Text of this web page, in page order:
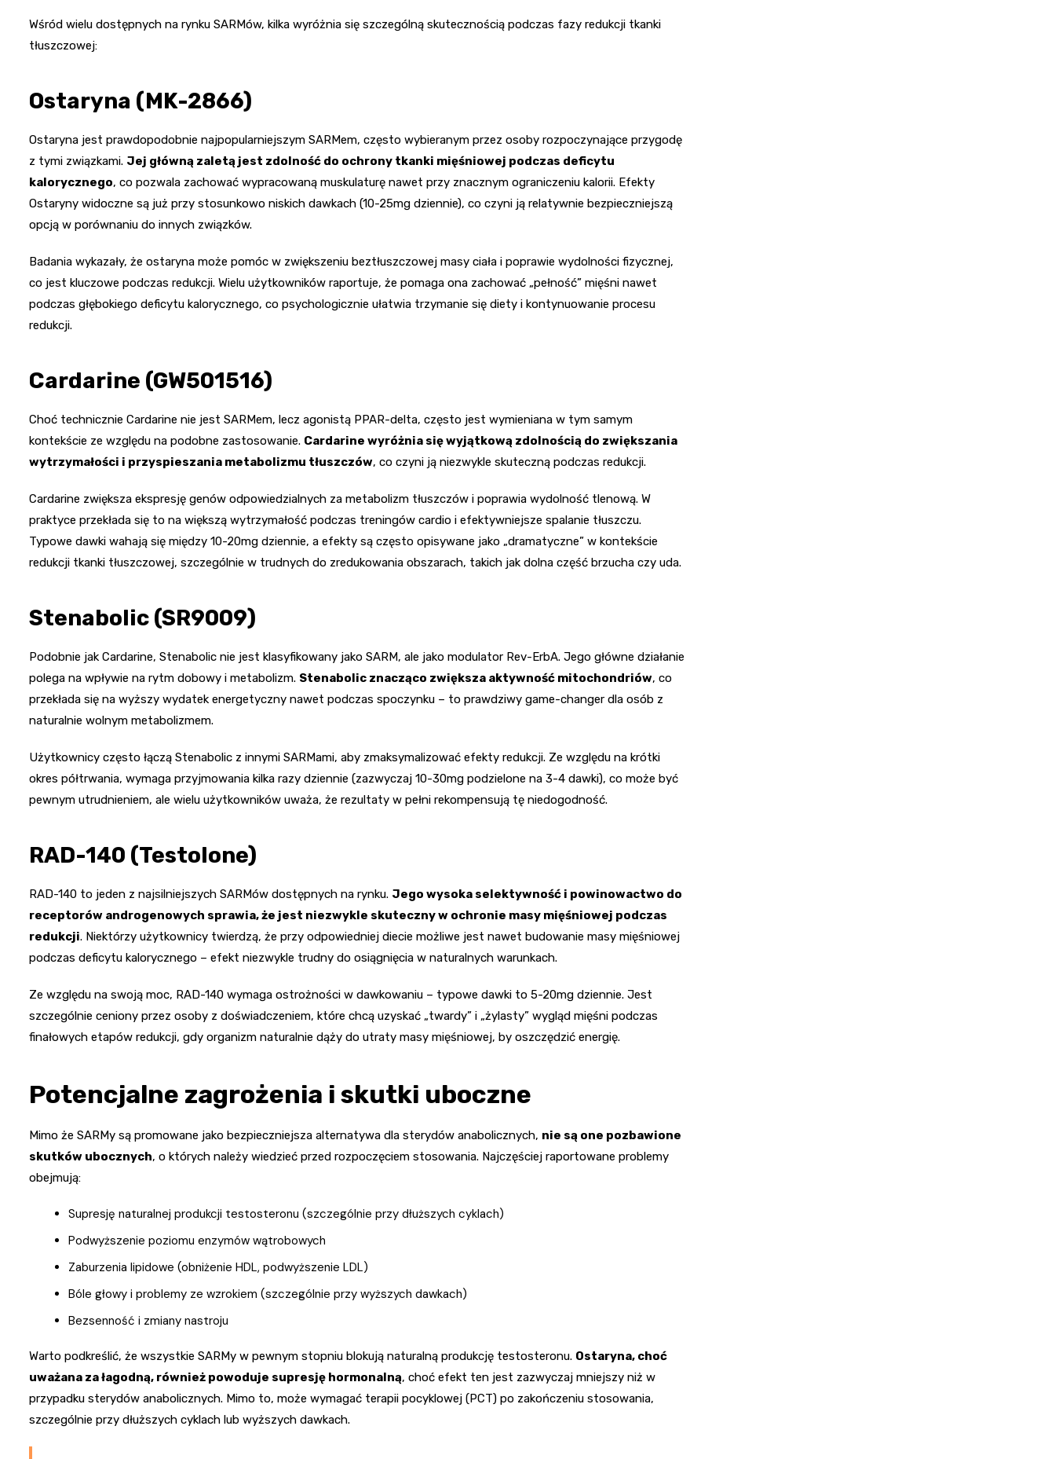
Wśród wielu dostępnych na rynku SARMów, kilka wyróżnia się szczególną skutecznością podczas fazy redukcji tkanki
tłuszczowej:
Ostaryna (MK-2866)
Ostaryna jest prawdopodobnie najpopularniejszym SARMem, często wybieranym przez osoby rozpoczynające przygodę
z tymi związkami. Jej główną zaletą jest zdolność do ochrony tkanki mięśniowej podczas deficytu
kalorycznego, co pozwala zachować wypracowaną muskulaturę nawet przy znacznym ograniczeniu kalorii. Efekty
Ostaryny widoczne są już przy stosunkowo niskich dawkach (10-25mg dziennie), co czyni ją relatywnie bezpieczniejszą
opcją w porównaniu do innych związków.
Badania wykazały, że ostaryna może pomóc w zwiększeniu beztłuszczowej masy ciała i poprawie wydolności fizycznej,
co jest kluczowe podczas redukcji. Wielu użytkowników raportuje, że pomaga ona zachować „pełność” mięśni nawet
podczas głębokiego deficytu kalorycznego, co psychologicznie ułatwia trzymanie się diety i kontynuowanie procesu
redukcji.
Cardarine (GW501516)
Choć technicznie Cardarine nie jest SARMem, lecz agonistą PPAR-delta, często jest wymieniana w tym samym
kontekście ze względu na podobne zastosowanie. Cardarine wyróżnia się wyjątkową zdolnością do zwiększania
wytrzymałości i przyspieszania metabolizmu tłuszczów, co czyni ją niezwykle skuteczną podczas redukcji.
Cardarine zwiększa ekspresję genów odpowiedzialnych za metabolizm tłuszczów i poprawia wydolność tlenową. W
praktyce przekłada się to na większą wytrzymałość podczas treningów cardio i efektywniejsze spalanie tłuszczu.
Typowe dawki wahają się między 10-20mg dziennie, a efekty są często opisywane jako „dramatyczne” w kontekście
redukcji tkanki tłuszczowej, szczególnie w trudnych do zredukowania obszarach, takich jak dolna część brzucha czy uda.
Stenabolic (SR9009)
Podobnie jak Cardarine, Stenabolic nie jest klasyfikowany jako SARM, ale jako modulator Rev-ErbA. Jego główne działanie
polega na wpływie na rytm dobowy i metabolizm. Stenabolic znacząco zwiększa aktywność mitochondriów, co
przekłada się na wyższy wydatek energetyczny nawet podczas spoczynku – to prawdziwy game-changer dla osób z
naturalnie wolnym metabolizmem.
Użytkownicy często łączą Stenabolic z innymi SARMami, aby zmaksymalizować efekty redukcji. Ze względu na krótki
okres półtrwania, wymaga przyjmowania kilka razy dziennie (zazwyczaj 10-30mg podzielone na 3-4 dawki), co może być
pewnym utrudnieniem, ale wielu użytkowników uważa, że rezultaty w pełni rekompensują tę niedogodność.
RAD-140 (Testolone)
RAD-140 to jeden z najsilniejszych SARMów dostępnych na rynku. Jego wysoka selektywność i powinowactwo do
receptorów androgenowych sprawia, że jest niezwykle skuteczny w ochronie masy mięśniowej podczas
redukcji. Niektórzy użytkownicy twierdzą, że przy odpowiedniej diecie możliwe jest nawet budowanie masy mięśniowej
podczas deficytu kalorycznego – efekt niezwykle trudny do osiągnięcia w naturalnych warunkach.
Ze względu na swoją moc, RAD-140 wymaga ostrożności w dawkowaniu – typowe dawki to 5-20mg dziennie. Jest
szczególnie ceniony przez osoby z doświadczeniem, które chcą uzyskać „twardy” i „żylasty” wygląd mięśni podczas
finałowych etapów redukcji, gdy organizm naturalnie dąży do utraty masy mięśniowej, by oszczędzić energię.
Potencjalne zagrożenia i skutki uboczne
Mimo że SARMy są promowane jako bezpieczniejsza alternatywa dla sterydów anabolicznych, nie są one pozbawione
skutków ubocznych, o których należy wiedzieć przed rozpoczęciem stosowania. Najczęściej raportowane problemy
obejmują:
Supresję naturalnej produkcji testosteronu (szczególnie przy dłuższych cyklach)
Podwyższenie poziomu enzymów wątrobowych
Zaburzenia lipidowe (obniżenie HDL, podwyższenie LDL)
Bóle głowy i problemy ze wzrokiem (szczególnie przy wyższych dawkach)
Bezsenność i zmiany nastroju
Warto podkreślić, że wszystkie SARMy w pewnym stopniu blokują naturalną produkcję testosteronu. Ostaryna, choć
uważana za łagodną, również powoduje supresję hormonalną, choć efekt ten jest zazwyczaj mniejszy niż w
przypadku sterydów anabolicznych. Mimo to, może wymagać terapii pocyklowej (PCT) po zakończeniu stosowania,
szczególnie przy dłuższych cyklach lub wyższych dawkach.